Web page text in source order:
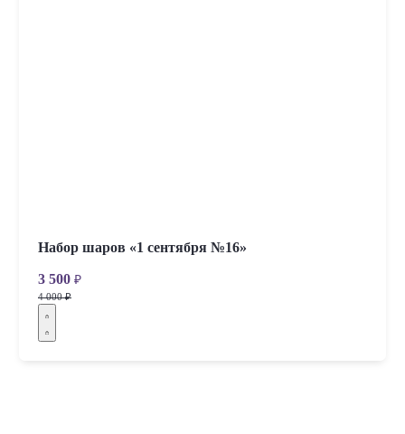
Набор шаров «1 сентября №16»
3 500 ₽
4 000 ₽